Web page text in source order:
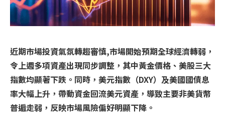
近期市場投資氣氛轉趨審慎,市場開始預期全球經濟轉弱，
令上週多項資產出現同步調整，其中黃金價格、美股三大
指數均顯著下跌。同時，美元指數（DXY）及美國國債息
率大幅上升，帶動資金回流美元資產，導致主要非美貨幣
普遍走弱，反映市場風險偏好明顯下降。